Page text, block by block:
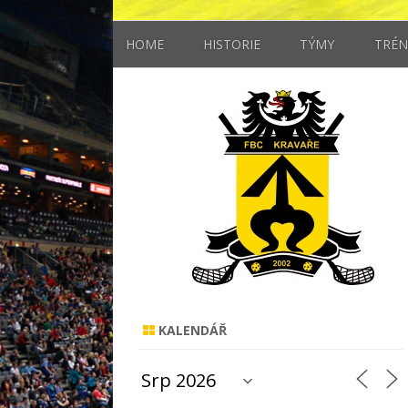
HOME HISTORIE TÝMY
STARŠÍ ŽÁCI
MLADŠÍ ŽÁCI
ELÉVOVÉ
KALENDÁŘ